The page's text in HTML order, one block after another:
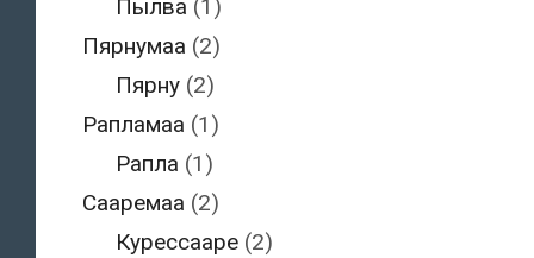
Пылва (1)
Пярнумаа (2)
Пярну (2)
Рапламаа (1)
Рапла (1)
Сааремаа (2)
Курессааре (2)